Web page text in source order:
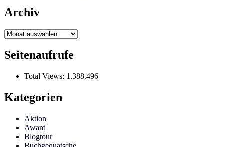
Archiv
Archiv
Seitenaufrufe
Total Views: 1.388.496
Kategorien
Aktion
Award
Blogtour